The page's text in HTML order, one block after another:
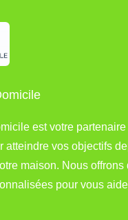
est votre partenaire
atteindre vos objectifs
maison. Nous offrons
pour vous